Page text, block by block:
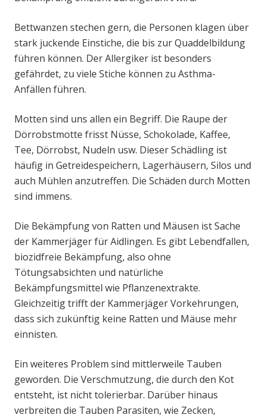
Bettwanzen stechen gern, die Personen klagen über
stark juckende Einstiche, die bis zur Quaddelbildung
führen können. Der Allergiker ist besonders
gefährdet, zu viele Stiche können zu Asthma-
Anfällen führen.
Motten sind uns allen ein Begriff. Die Raupe der
Dörrobstmotte frisst Nüsse, Schokolade, Kaffee,
Tee, Dörrobst, Nudeln usw. Dieser Schädling ist
häufig in Getreidespeichern, Lagerhäusern, Silos und
auch Mühlen anzutreffen. Die Schäden durch Motten
sind immens.
Die Bekämpfung von Ratten und Mäusen ist Sache
der Kammerjäger für Aidlingen. Es gibt Lebendfallen,
biozidfreie Bekämpfung, also ohne
Tötungsabsichten und natürliche
Bekämpfungsmittel wie Pflanzenextrakte.
Gleichzeitig trifft der Kammerjäger Vorkehrungen,
dass sich zukünftig keine Ratten und Mäuse mehr
einnisten.
Ein weiteres Problem sind mittlerweile Tauben
geworden. Die Verschmutzung, die durch den Kot
entsteht, ist nicht tolerierbar. Darüber hinaus
verbreiten die Tauben Parasiten, wie Zecken,